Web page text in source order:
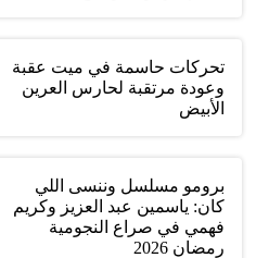
تحركات حاسمة في ميت عقبة
وعودة مرتقبة لحارس العرين
الأبيض
برومو مسلسل وننسى اللي
كان: ياسمين عبد العزيز وكريم
فهمي في صراع النجومية
رمضان 2026